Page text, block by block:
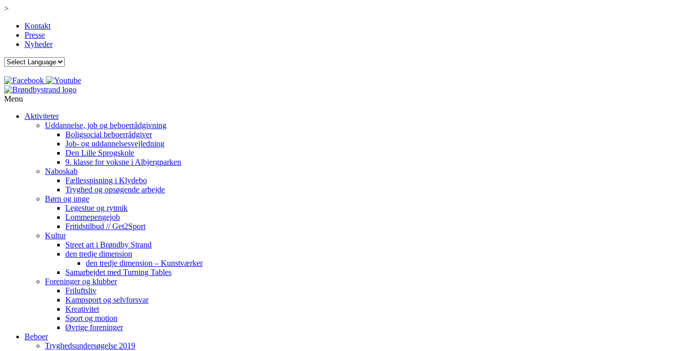
>
Kontakt
Presse
Nyheder
Menu
Aktiviteter
Uddannelse, job og beboerrådgivning
Boligsocial beboerrådgiver
Job- og uddannelsesvejledning
Den Lille Sprogskole
9. klasse for voksne i Albjergparken
Naboskab
Fællesspisning i Klydebo
Tryghed og opsøgende arbejde
Børn og unge
Legestue og rytmik
Lommepengejob
Fritidstilbud // Get2Sport
Kultur
Street art i Brøndby Strand
den tredje dimension
den tredje dimension – Kunstværker
Samarbejdet med Turning Tables
Foreninger og klubber
Friluftsliv
Kampsport og selvforsvar
Kreativitet
Sport og motion
Øvrige foreninger
Beboer
Tryghedsundersøgelse 2019